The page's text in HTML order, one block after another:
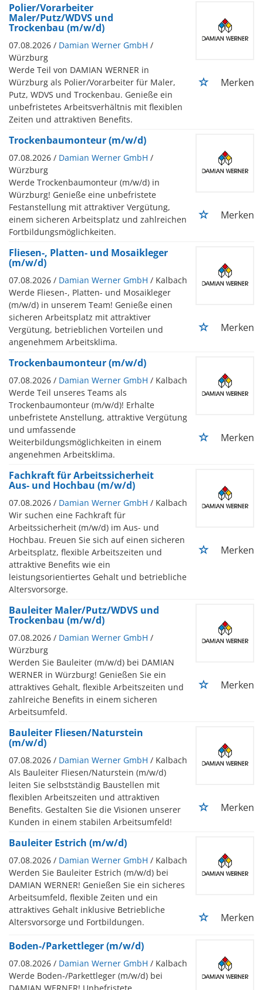
Polier/Vorarbeiter
Maler/Putz/WDVS und
Trockenbau (m/w/d)
07.08.2026 / Damian Werner GmbH /
Würzburg
Werde Teil von DAMIAN WERNER in
Würzburg als Polier/Vorarbeiter für Maler,
Putz, WDVS und Trockenbau. Genieße ein
unbefristetes Arbeitsverhältnis mit flexiblen
Zeiten und attraktiven Benefits.
Merken
Trockenbaumonteur (m/w/d)
07.08.2026 / Damian Werner GmbH /
Würzburg
Werde Trockenbaumonteur (m/w/d) in
Würzburg! Genieße eine unbefristete
Festanstellung mit attraktiver Vergütung,
einem sicheren Arbeitsplatz und zahlreichen
Fortbildungsmöglichkeiten.
Merken
Fliesen-, Platten- und Mosaikleger
(m/w/d)
07.08.2026 / Damian Werner GmbH / Kalbach
Werde Fliesen-, Platten- und Mosaikleger
(m/w/d) in unserem Team! Genieße einen
sicheren Arbeitsplatz mit attraktiver
Vergütung, betrieblichen Vorteilen und
angenehmem Arbeitsklima.
Merken
Trockenbaumonteur (m/w/d)
07.08.2026 / Damian Werner GmbH / Kalbach
Werde Teil unseres Teams als
Trockenbaumonteur (m/w/d)! Erhalte
unbefristete Anstellung, attraktive Vergütung
und umfassende
Weiterbildungsmöglichkeiten in einem
angenehmen Arbeitsklima.
Merken
Fachkraft für Arbeitssicherheit
Aus- und Hochbau (m/w/d)
07.08.2026 / Damian Werner GmbH / Kalbach
Wir suchen eine Fachkraft für
Arbeitssicherheit (m/w/d) im Aus- und
Hochbau. Freuen Sie sich auf einen sicheren
Arbeitsplatz, flexible Arbeitszeiten und
attraktive Benefits wie ein
leistungsorientiertes Gehalt und betriebliche
Altersvorsorge.
Merken
Bauleiter Maler/Putz/WDVS und
Trockenbau (m/w/d)
07.08.2026 / Damian Werner GmbH /
Würzburg
Werden Sie Bauleiter (m/w/d) bei DAMIAN
WERNER in Würzburg! Genießen Sie ein
attraktives Gehalt, flexible Arbeitszeiten und
zahlreiche Benefits in einem sicheren
Arbeitsumfeld.
Merken
Bauleiter Fliesen/Naturstein
(m/w/d)
07.08.2026 / Damian Werner GmbH / Kalbach
Als Bauleiter Fliesen/Naturstein (m/w/d)
leiten Sie selbstständig Baustellen mit
flexiblen Arbeitszeiten und attraktiven
Benefits. Gestalten Sie die Visionen unserer
Kunden in einem stabilen Arbeitsumfeld!
Merken
Bauleiter Estrich (m/w/d)
07.08.2026 / Damian Werner GmbH / Kalbach
Werden Sie Bauleiter Estrich (m/w/d) bei
DAMIAN WERNER! Genießen Sie ein sicheres
Arbeitsumfeld, flexible Zeiten und ein
attraktives Gehalt inklusive Betriebliche
Altersvorsorge und Fortbildungen.
Merken
Boden-/Parkettleger (m/w/d)
07.08.2026 / Damian Werner GmbH / Kalbach
Werde Boden-/Parkettleger (m/w/d) bei